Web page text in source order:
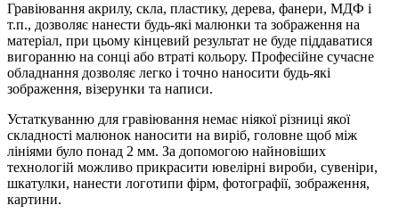
Гравіювання акрилу, скла, пластику, дерева, фанери, МДФ і
т.п., дозволяє нанести будь-які малюнки та зображення на
матеріал, при цьому кінцевий результат не буде піддаватися
вигоранню на сонці або втраті кольору. Професійне сучасне
обладнання дозволяє легко і точно наносити будь-які
зображення, візерунки та написи.
Устаткуванню для гравіювання немає ніякої різниці якої
складності малюнок наносити на виріб, головне щоб між
лініями було понад 2 мм. За допомогою найновіших
технологій можливо прикрасити ювелірні вироби, сувеніри,
шкатулки, нанести логотипи фірм, фотографії, зображення,
картини.